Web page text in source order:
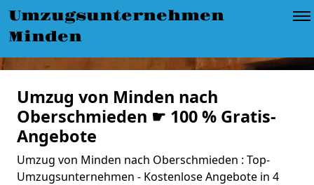
Umzugsunternehmen
Minden
Umzug von Minden nach
Oberschmieden ☛ 100 % Gratis-
Angebote
Umzug von Minden nach Oberschmieden : Top-
Umzugsunternehmen - Kostenlose Angebote in 4